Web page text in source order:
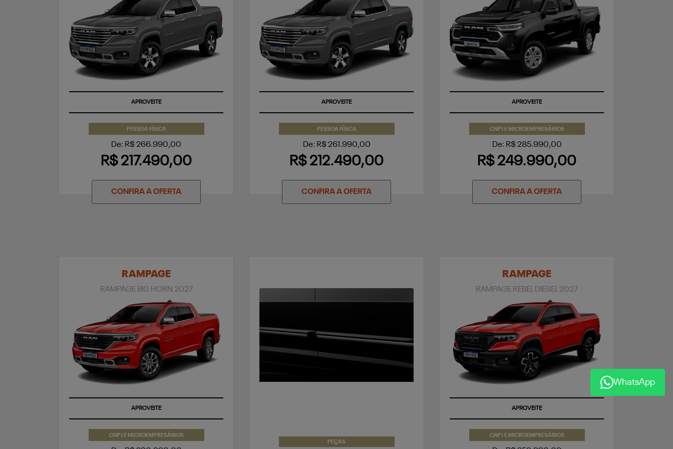
APROVEITE
PESSOA FÍSICA
De: R$ 266.990,00
R$ 217.490,00
CONFIRA A OFERTA
APROVEITE
PESSOA FÍSICA
De: R$ 261.990,00
R$ 212.490,00
CONFIRA A OFERTA
APROVEITE
CNPJ E MICROEMPRESÁRIOS
De: R$ 285.990,00
R$ 249.990,00
CONFIRA A OFERTA
RAMPAGE
RAMPAGE BIG HORN 2027
APROVEITE
CNPJ E MICROEMPRESÁRIOS
PEÇAS
RAMPAGE
RAMPAGE REBEL DIESEL 2027
APROVEITE
CNPJ E MICROEMPRESÁRIOS
WhatsApp